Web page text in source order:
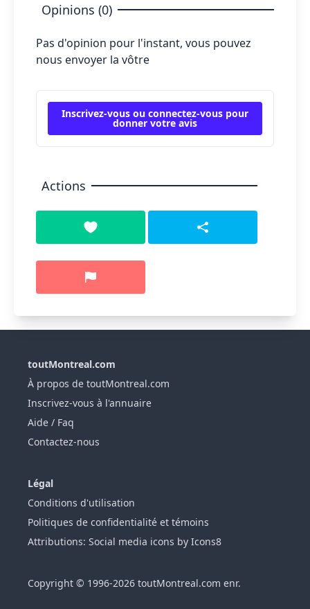
Opinions (0)
Pas d'opinion pour l'instant, vous pouvez
nous envoyer la vôtre
Inscrivez-vous ou connectez-vous pour
donner votre avis
Actions
toutMontreal.com
À propos de toutMontreal.com
Inscrivez-vous à l'annuaire
Aide / Faq
Contactez-nous
Légal
Conditions d'utilisation
Politiques de confidentialité et témoins
Attributions: Social media icons by Icons8
Copyright © 1996-2026 toutMontreal.com enr.